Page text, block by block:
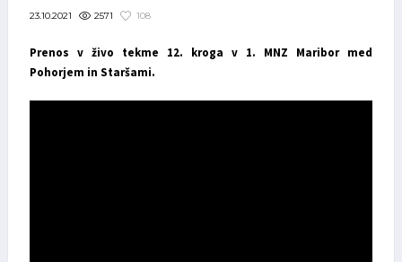
23.10.2021 2571 108
Prenos v živo tekme 12. kroga v 1. MNZ Maribor med
Pohorjem in Staršami.